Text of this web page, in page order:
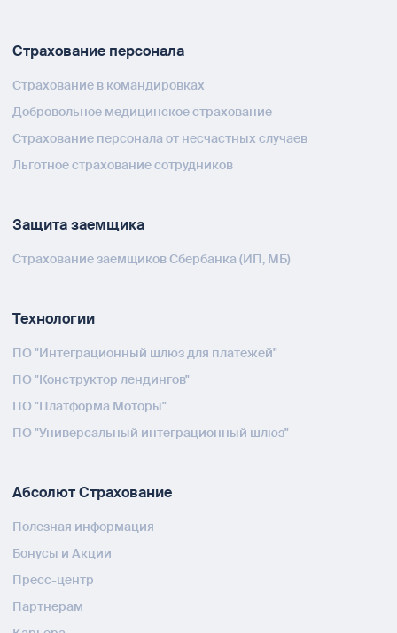
Страхование персонала
Страхование в командировках
Добровольное медицинское страхование
Страхование персонала от несчастных случаев
Льготное страхование сотрудников
Защита заемщика
Страхование заемщиков Сбербанка (ИП, МБ)
Технологии
ПО "Интеграционный шлюз для платежей"
ПО "Конструктор лендингов"
ПО "Платформа Моторы"
ПО "Универсальный интеграционный шлюз"
Абсолют Страхование
Полезная информация
Бонусы и Акции
Пресс-центр
Партнерам